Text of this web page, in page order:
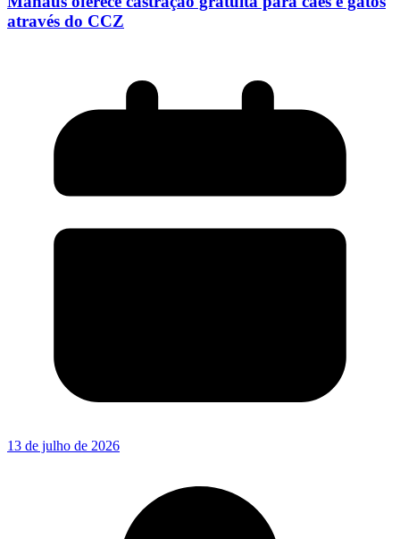
através do CCZ
13 de julho de 2026